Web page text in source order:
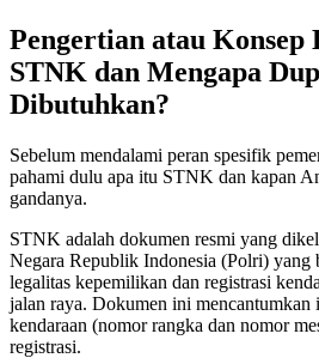
Pengertian atau Konsep
STNK dan Mengapa
Dibutuhkan?
Sebelum mendalami peran spesifik
pahami dulu apa itu STNK dan kapan
gandanya.
STNK adalah dokumen resmi yang
Negara Republik Indonesia (Polri) yang
legalitas kepemilikan dan registrasi
jalan raya. Dokumen ini mencantumkan
kendaraan (nomor rangka dan nomor
registrasi.